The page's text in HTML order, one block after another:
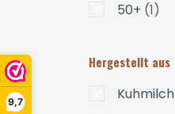
9,7
50+ (1)
Hergestellt aus
Kuhmilch